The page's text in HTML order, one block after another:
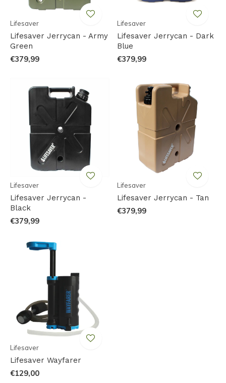
Lifesaver
Lifesaver Jerrycan - Army
Green
€379,99
Lifesaver
Lifesaver Jerrycan - Dark
Blue
€379,99
Lifesaver
Lifesaver Jerrycan -
Black
€379,99
Lifesaver
Lifesaver Jerrycan - Tan
€379,99
Lifesaver
Lifesaver Wayfarer
€129,00